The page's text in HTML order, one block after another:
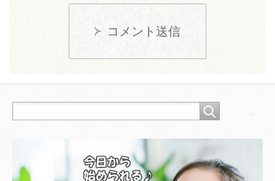
コメント送信